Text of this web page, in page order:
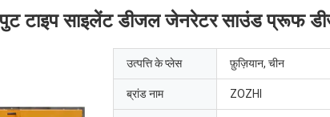
टाइप साइलेंट डीजल जेनरेटर साउंड प्रूफ
उत्पत्ति के प्लेस फ़ुज़ियान, चीन
ब्रांड नाम ZOZHI